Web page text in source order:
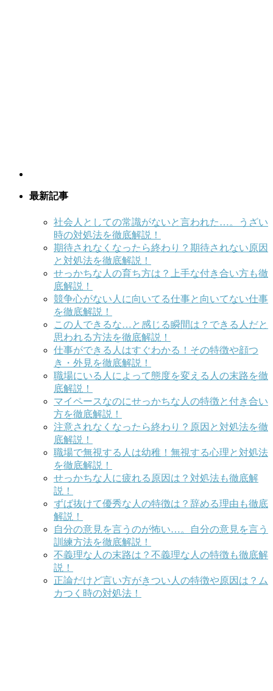
最新記事
社会人としての常識がないと言われた…。うざい
時の対処法を徹底解説！
期待されなくなったら終わり？期待されない原因
と対処法を徹底解説！
せっかちな人の育ち方は？上手な付き合い方も徹
底解説！
競争心がない人に向いてる仕事と向いてない仕事
を徹底解説！
この人できるな…と感じる瞬間は？できる人だと
思われる方法を徹底解説！
仕事ができる人はすぐわかる！その特徴や顔つ
き・外見を徹底解説！
職場にいる人によって態度を変える人の末路を徹
底解説！
マイペースなのにせっかちな人の特徴と付き合い
方を徹底解説！
注意されなくなったら終わり？原因と対処法を徹
底解説！
職場で無視する人は幼稚！無視する心理と対処法
を徹底解説！
せっかちな人に疲れる原因は？対処法も徹底解
説！
ずば抜けて優秀な人の特徴は？辞める理由も徹底
解説！
自分の意見を言うのが怖い…。自分の意見を言う
訓練方法を徹底解説！
不義理な人の末路は？不義理な人の特徴も徹底解
説！
正論だけど言い方がきつい人の特徴や原因は？ム
カつく時の対処法！